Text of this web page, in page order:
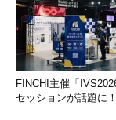
FINCHI主催「
セッションが話題に！